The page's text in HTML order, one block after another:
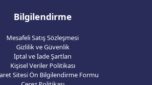
Bilgilendirme
Mesafeli Satış Sözleşmesi
Gizlilik ve Güvenlik
İptal ve İade Şartları
Kişisel Veriler Politikası
Sitesi Ön Bilgilendirme Formu